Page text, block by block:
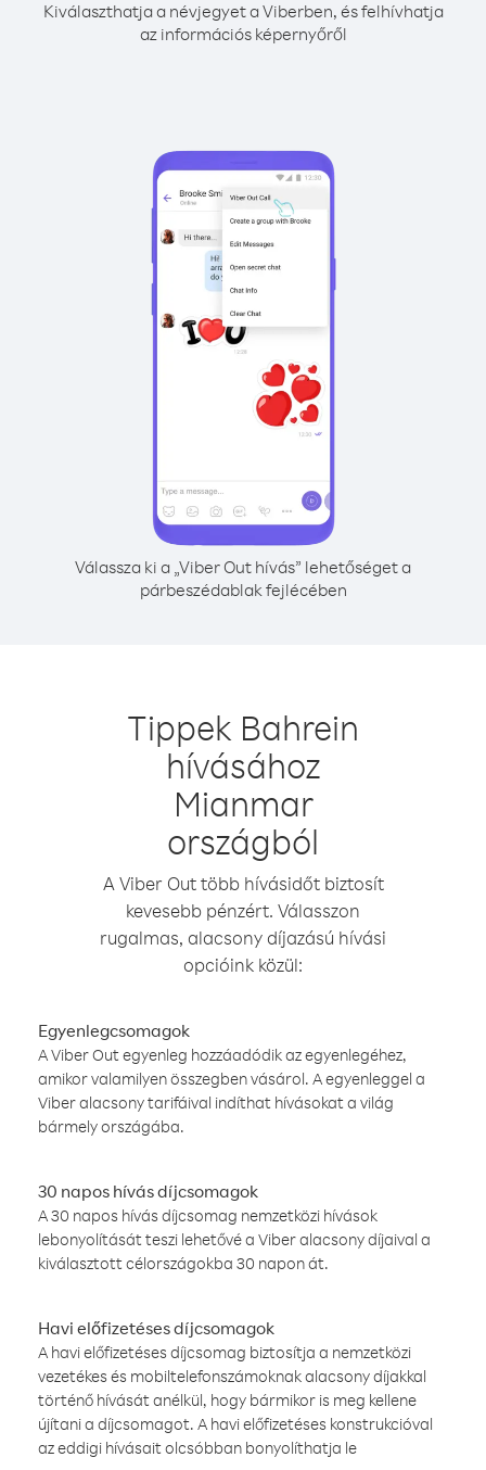
Kiválaszthatja a névjegyet a Viberben, és felhívhatja
az információs képernyőről
Válassza ki a „Viber Out hívás” lehetőséget a
párbeszédablak fejlécében
Tippek Bahrein
hívásához
Mianmar
országból
A Viber Out több hívásidőt biztosít
kevesebb pénzért. Válasszon
rugalmas, alacsony díjazású hívási
opcióink közül:
Egyenlegcsomagok
A Viber Out egyenleg hozzáadódik az egyenlegéhez,
amikor valamilyen összegben vásárol. A egyenleggel a
Viber alacsony tarifáival indíthat hívásokat a világ
bármely országába.
30 napos hívás díjcsomagok
A 30 napos hívás díjcsomag nemzetközi hívások
lebonyolítását teszi lehetővé a Viber alacsony díjaival a
kiválasztott célországokba 30 napon át.
Havi előfizetéses díjcsomagok
A havi előfizetéses díjcsomag biztosítja a nemzetközi
vezetékes és mobiltelefonszámoknak alacsony díjakkal
történő hívását anélkül, hogy bármikor is meg kellene
újítani a díjcsomagot. A havi előfizetéses konstrukcióval
az eddigi hívásait olcsóbban bonyolíthatja le